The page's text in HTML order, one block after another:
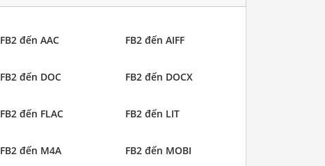
FB2 đến AAC FB2 đến AIFF
FB2 đến DOC FB2 đến DOCX
FB2 đến FLAC FB2 đến LIT
FB2 đến M4A FB2 đến MOBI